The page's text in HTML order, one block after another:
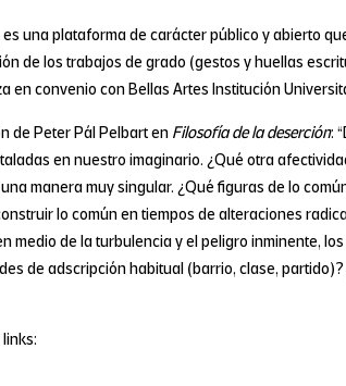
una plataforma de carácter público y abierto
de los trabajos de grado (gestos y huellas
en convenio con Bellas Artes Institución
de Peter Pál Pelbart en Filosofía de la deserción:
en nuestro imaginario. ¿Qué otra
manera muy singular. ¿Qué figuras de lo
lo común en tiempos de alteraciones
de la turbulencia y el peligro inminente,
de adscripción habitual (barrio, clase, partido)?